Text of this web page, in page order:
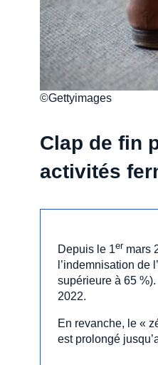
©Gettyimages
Clap de fin
activités
Depuis le 1er mars
l’indemnisation de
supérieure à 65
2022.
En revanche, le «
est prolongé